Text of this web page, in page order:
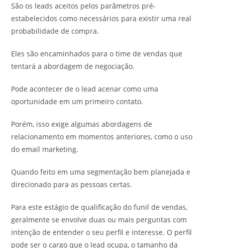
São os leads aceitos pelos parâmetros pré-
estabelecidos como necessários para existir uma real
probabilidade de compra.
Eles são encaminhados para o time de vendas que
tentará a abordagem de negociação.
Pode acontecer de o lead acenar como uma
oportunidade em um primeiro contato.
Porém, isso exige algumas abordagens de
relacionamento em momentos anteriores, como o uso
do email marketing.
Quando feito em uma segmentação bem planejada e
direcionado para as pessoas certas.
Para este estágio de qualificação do funil de vendas,
geralmente se envolve duas ou mais perguntas com
intenção de entender o seu perfil e interesse. O perfil
pode ser o cargo que o lead ocupa, o tamanho da